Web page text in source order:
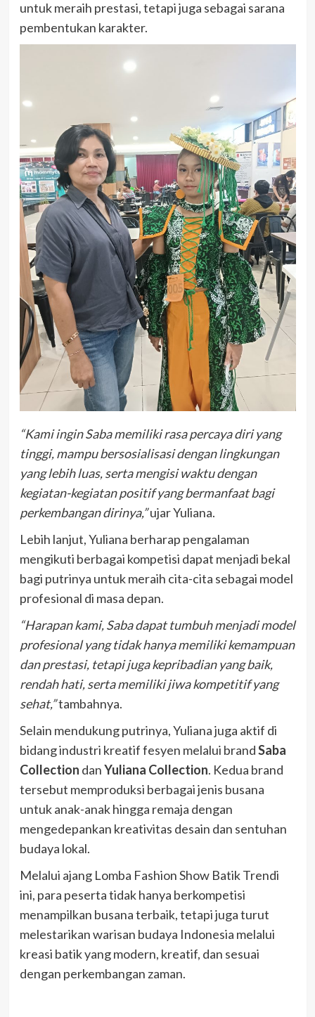
untuk meraih prestasi, tetapi juga sebagai sarana
pembentukan karakter.
“Kami ingin Saba memiliki rasa percaya diri yang
tinggi, mampu bersosialisasi dengan lingkungan
yang lebih luas, serta mengisi waktu dengan
kegiatan-kegiatan positif yang bermanfaat bagi
perkembangan dirinya,”ujar Yuliana.
Lebih lanjut, Yuliana berharap pengalaman
mengikuti berbagai kompetisi dapat menjadi bekal
bagi putrinya untuk meraih cita-cita sebagai model
profesional di masa depan.
“Harapan kami, Saba dapat tumbuh menjadi model
profesional yang tidak hanya memiliki kemampuan
dan prestasi, tetapi juga kepribadian yang baik,
rendah hati, serta memiliki jiwa kompetitif yang
sehat,”tambahnya.
Selain mendukung putrinya, Yuliana juga aktif di
bidang industri kreatif fesyen melalui brandSaba
Collection danYuliana Collection. Kedua brand
tersebut memproduksi berbagai jenis busana
untuk anak-anak hingga remaja dengan
mengedepankan kreativitas desain dan sentuhan
budaya lokal.
Melalui ajang Lomba Fashion Show Batik Trendi
ini, para peserta tidak hanya berkompetisi
menampilkan busana terbaik, tetapi juga turut
melestarikan warisan budaya Indonesia melalui
kreasi batik yang modern, kreatif, dan sesuai
dengan perkembangan zaman.